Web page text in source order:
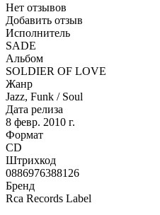
Нет отзывов
Добавить отзыв
Исполнитель
SADE
Альбом
SOLDIER OF LOVE
Жанр
Jazz, Funk / Soul
Дата релиза
8 февр. 2010 г.
Формат
CD
Штрихкод
0886976388126
Бренд
Rca Records Label